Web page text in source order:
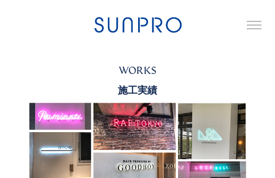
WORKS
施工実績